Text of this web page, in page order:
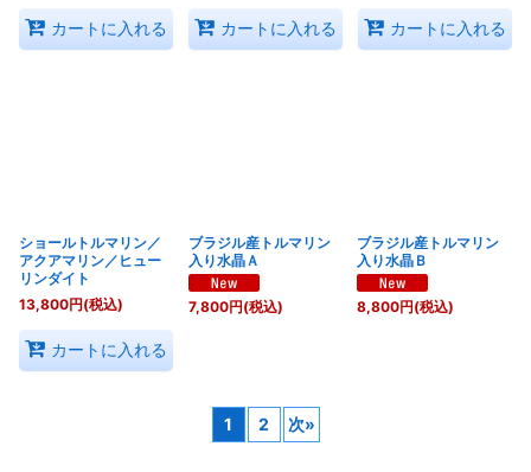
カートに入れる カートに入れる カートに入れる
ショールトルマリン／
アクアマリン／ヒュー
リンダイト
13,800円(税込)
カートに入れる
ブラジル産トルマリン
入り水晶Ａ
7,800円(税込)
ブラジル産トルマリン
入り水晶Ｂ
8,800円(税込)
1 2 次»